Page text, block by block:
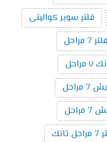
فلتر سوبر كواليتى